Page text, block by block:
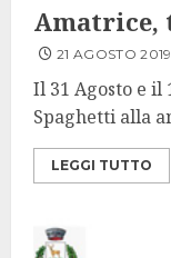
Amatrice,
21 AGOSTO 2019
Il 31 Agosto e il
Spaghetti alla
LEGGI TUTTO